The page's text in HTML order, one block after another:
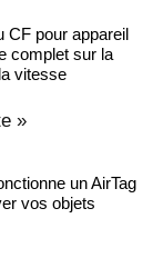
CF pour appareil
complet sur la
vitesse
»
un AirTag
vos objets